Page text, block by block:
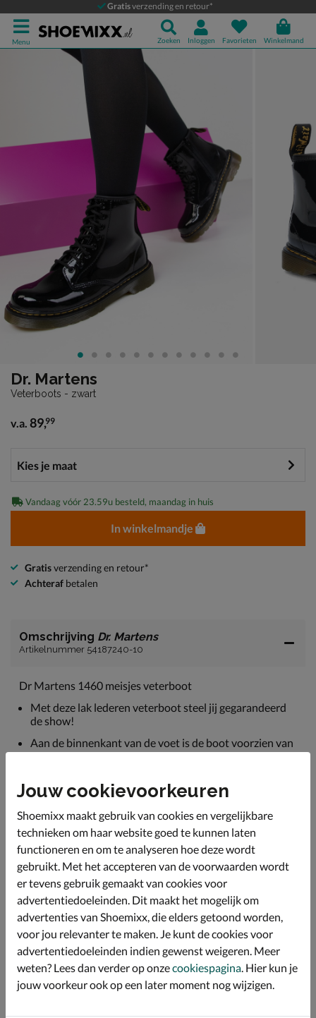
Gratisverzending en retour*
Menu Zoeken Inloggen Favorieten Winkelmand
Dr. Martens
Veterboots
Product media galerij
Dr. Martens
Veterboots - zwart
vanaf € 89,99
v.a. 89,99
Vandaag vóór 23.59u besteld, maandag in huis
In winkelmandje
Gratisverzending en retour*
Achteraf betalen
Omschrijving Dr. Martens
Artikelnummer 54187240-10
Dr Martens 1460 meisjes veterboot
Met deze lak lederen veterboot steel jij gegarandeerd
de show!
Aan de binnenkant van de voet is de boot voorzien van
een functionele rits voor een gemakkelijke instap.
comfortabel.
Opvallend aan deze boot is de gele stiksel om de zool
rand,
Op zoek naar Dr. Martens in een grotere maat? Kijk dan
bij artikelnummer 24150740.
Let op, vanaf maat 28 vindt een maat/prijsverhoging
plaats.
Specificaties
Over Dr. Martens
Jouw cookievoorkeuren
Shoemixx maakt gebruik van cookies en vergelijkbare
technieken om haar website goed te kunnen laten
functioneren en om te analyseren hoe deze wordt
gebruikt. Met het accepteren van de voorwaarden wordt
er tevens gebruik gemaakt van cookies voor
advertentiedoeleinden. Dit maakt het mogelijk om
advertenties van Shoemixx, die elders getoond worden,
voor jou relevanter te maken. Je kunt de cookies voor
advertentiedoeleinden indien gewenst weigeren. Meer
weten? Lees dan verder op onzecookiespagina . Hier kun je
jouw voorkeur ook op een later moment nog wijzigen.